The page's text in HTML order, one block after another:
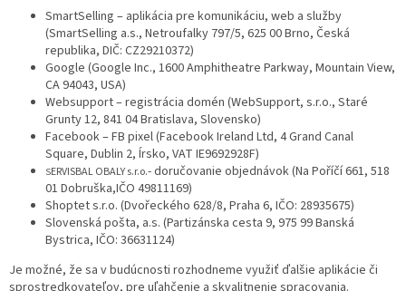
SmartSelling – aplikácia pre komunikáciu, web a služby
(SmartSelling a.s., Netroufalky 797/5, 625 00 Brno, Česká
republika, DIČ: CZ29210372)
Google (Google Inc., 1600 Amphitheatre Parkway, Mountain View,
CA 94043, USA)
Websupport – registrácia domén (WebSupport, s.r.o., Staré
Grunty 12, 841 04 Bratislava, Slovensko)
Facebook – FB pixel (Facebook Ireland Ltd, 4 Grand Canal
Square, Dublin 2, Írsko, VAT IE9692928F)
SERVISBAL OBALY s.r.o.- doručovanie objednávok (Na Poříčí 661, 518
01 Dobruška,IČO 49811169)
Shoptet s.r.o. (Dvořeckého 628/8, Praha 6, IČO: 28935675)
Slovenská pošta, a.s. (Partizánska cesta 9, 975 99 Banská
Bystrica, IČO: 36631124)
Je možné, že sa v budúcnosti rozhodneme využiť ďalšie aplikácie či